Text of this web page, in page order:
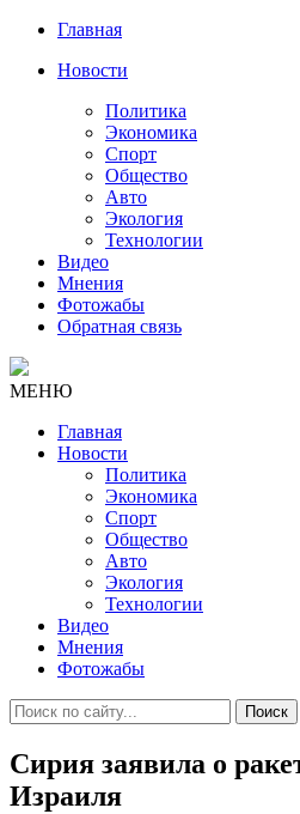
Главная
Новости
Политика
Экономика
Спорт
Общество
Авто
Экология
Технологии
Видео
Мнения
Фотожабы
Обратная связь
МЕНЮ
Главная
Новости
Политика
Экономика
Спорт
Общество
Авто
Экология
Технологии
Видео
Мнения
Фотожабы
Поиск
Сирия заявила о
Израиля